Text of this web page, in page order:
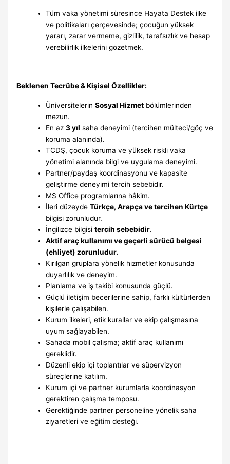
Tüm vaka yönetimi süresince Hayata Destek ilke
ve politikaları çerçevesinde; çocuğun yüksek
yararı, zarar vermeme, gizlilik, tarafsızlık ve hesap
verebilirlik ilkelerini gözetmek.
Beklenen Tecrübe & Kişisel Özellikler:
ÜniversitelerinSosyal Hizmet bölümlerinden
mezun.
En az3 yıl saha deneyimi (tercihen mülteci/göç ve
koruma alanında).
TCDŞ, çocuk koruma ve yüksek riskli vaka
yönetimi alanında bilgi ve uygulama deneyimi.
Partner/paydaş koordinasyonu ve kapasite
geliştirme deneyimi tercih sebebidir.
MS Office programlarına hâkim.
İleri düzeydeTürkçe, Arapça ve tercihen Kürtçe
bilgisi zorunludur.
İngilizce bilgisitercih sebebidir.
Aktif araç kullanımı ve geçerli sürücü belgesi
(ehliyet) zorunludur.
Kırılgan gruplara yönelik hizmetler konusunda
duyarlılık ve deneyim.
Planlama ve iş takibi konusunda güçlü.
Güçlü iletişim becerilerine sahip, farklı kültürlerden
kişilerle çalışabilen.
Kurum ilkeleri, etik kurallar ve ekip çalışmasına
uyum sağlayabilen.
Sahada mobil çalışma; aktif araç kullanımı
gereklidir.
Düzenli ekip içi toplantılar ve süpervizyon
süreçlerine katılım.
Kurum içi ve partner kurumlarla koordinasyon
gerektiren çalışma temposu.
Gerektiğinde partner personeline yönelik saha
ziyaretleri ve eğitim desteği.